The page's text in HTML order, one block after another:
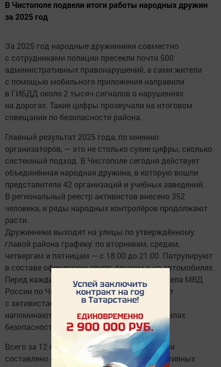
В Чистополе подвели итоги работы народных дружин
за 2025 год
За 2025 год народные дружинники совместно
с сотрудниками полиции пресекли почти 500
административных правонарушений, а сами жители
с помощью мобильного приложения направили
в ГИБДД около 2 тысяч сигналов о нарушениях
на дорогах. Такие цифры прозвучали на итоговом
совещании по безопасности района.
Главный результат 2025 года, по мнению
организаторов, — это не столько сухие цифры, сколько
системный подход. В Чистополе сегодня действует
объединённая народная дружина, в которую вошли
представители 42 организаций и учебных заведений.
В региональный реестр активистов внесено 352
человека, и ряды народных контролёров продолжают
расти.
Дружинники выходят на улицы по утверждённому
главой района графику: по вторникам, средам,
четвергам и пятницам — с 18:00 до 21:00. Патрулируют
в составе офицерских групп: пешком и на автомобилях.
Перед каждым дежурством сотрудники отдела МВД
России по Чистопольскому району проводят
с активистами обязательный инструктаж —
напоминают о правах, обязанностях и правилах
безопасности.
Всего за 12 месяцев совместными усилиями
составлено 495 протоколов об административных